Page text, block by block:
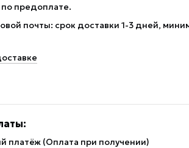
по предоплате.
почты: срок доставки 1-3 дней,
платёж (Оплата при получении)